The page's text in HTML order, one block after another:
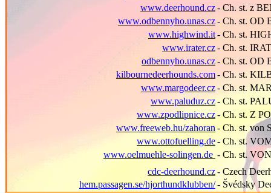
www.deerhound.cz-Ch. st.z
www.odbennyho.unas.cz- Ch. st. OD
www.highwind.it- Ch. st.
www.irater.cz- Ch. st.
odbennyho.unas.cz- Ch. st. OD
kilbournedeerhounds.com- Ch. st.
www.margodeer.cz- Ch. st.
www.paluduz.cz- Ch. st.
www.zpodlipnice.cz- Ch. st. Z
www.freeweb.hu/zahoran - Ch. st. von
www.ottofuelling.de- Ch. st.
www.oelmuehle-solingen.de - Ch. st.
cdc-deerhound.cz- Czech
hem.passagen.se/hjorthundklubben/- Švédsky